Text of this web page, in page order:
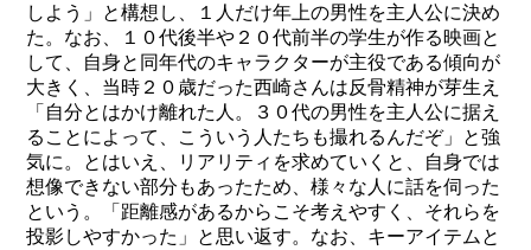
しよう」と構想し、１人だけ年上の男性を主人公に決め
た。なお、１０代後半や２０代前半の学生が作る映画と
して、自身と同年代のキャラクターが主役である傾向が
大きく、当時２０歳だった西崎さんは反骨精神が芽生え
「自分とはかけ離れた人。３０代の男性を主人公に据え
ることによって、こういう人たちも撮れるんだぞ」と強
気に。とはいえ、リアリティを求めていくと、自身では
想像できない部分もあったため、様々な人に話を伺った
という。「距離感があるからこそ考えやすく、それらを
投影しやすかった」と思い返す。なお、キーアイテムと